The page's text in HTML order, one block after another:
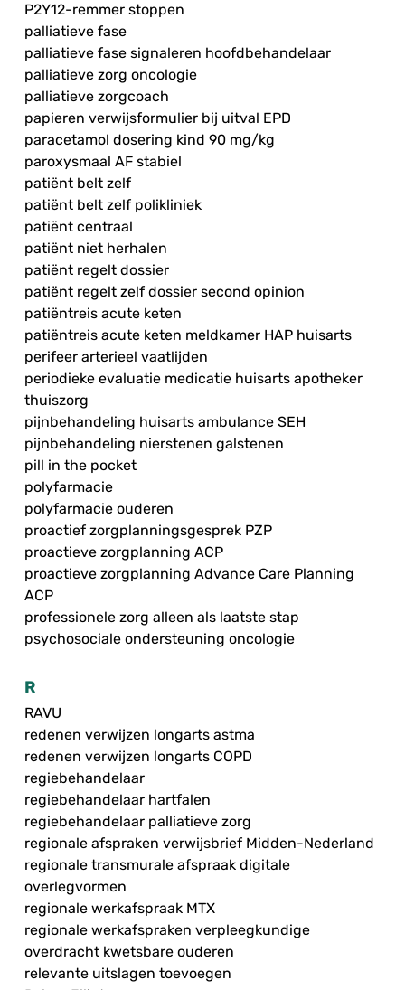
P2Y12-remmer stoppen
palliatieve fase
palliatieve fase signaleren hoofdbehandelaar
palliatieve zorg oncologie
palliatieve zorgcoach
papieren verwijsformulier bij uitval EPD
paracetamol dosering kind 90 mg/kg
paroxysmaal AF stabiel
patiënt belt zelf
patiënt belt zelf polikliniek
patiënt centraal
patiënt niet herhalen
patiënt regelt dossier
patiënt regelt zelf dossier second opinion
patiëntreis acute keten
patiëntreis acute keten meldkamer HAP huisarts
perifeer arterieel vaatlijden
periodieke evaluatie medicatie huisarts apotheker
thuiszorg
pijnbehandeling huisarts ambulance SEH
pijnbehandeling nierstenen galstenen
pill in the pocket
polyfarmacie
polyfarmacie ouderen
proactief zorgplanningsgesprek PZP
proactieve zorgplanning ACP
proactieve zorgplanning Advance Care Planning
ACP
professionele zorg alleen als laatste stap
psychosociale ondersteuning oncologie
R
RAVU
redenen verwijzen longarts astma
redenen verwijzen longarts COPD
regiebehandelaar
regiebehandelaar hartfalen
regiebehandelaar palliatieve zorg
regionale afspraken verwijsbrief Midden-Nederland
regionale transmurale afspraak digitale
overlegvormen
regionale werkafspraak MTX
regionale werkafspraken verpleegkundige
overdracht kwetsbare ouderen
relevante uitslagen toevoegen